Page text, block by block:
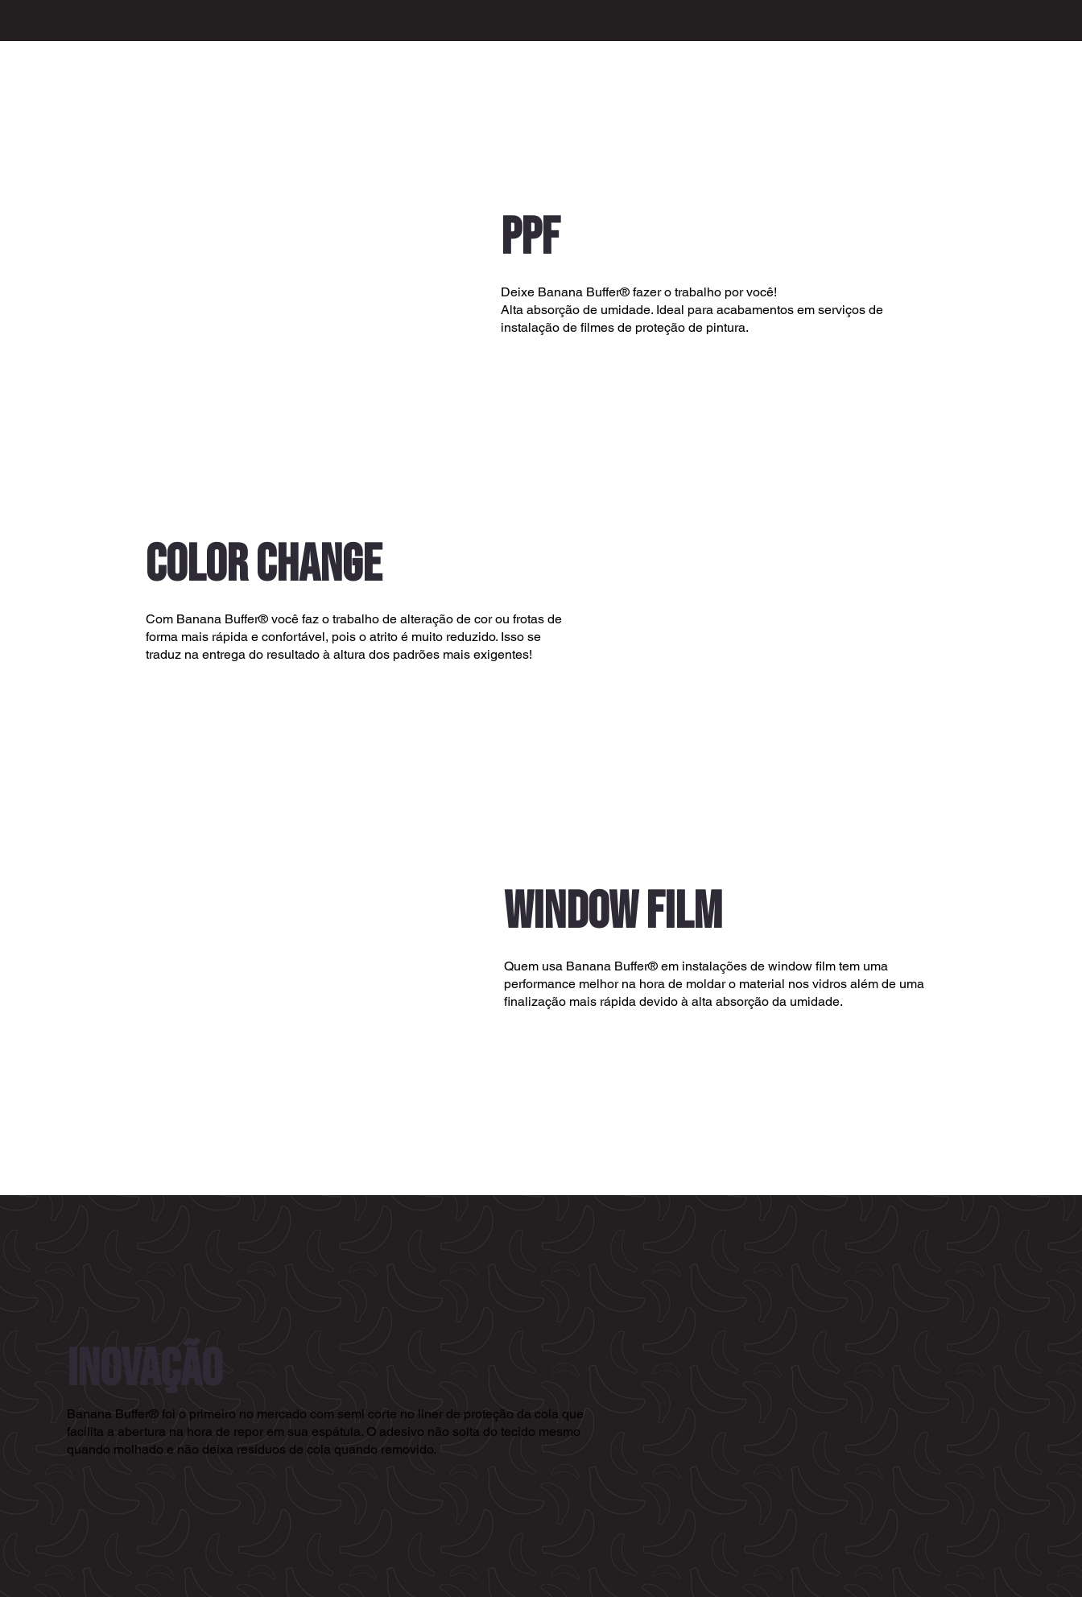
PPF
Deixe Banana Buffer® fazer o trabalho por você!
Alta absorção de umidade. Ideal para acabamentos em serviços de
instalação de filmes de proteção de pintura.
COLOR CHANGE
Com Banana Buffer® você faz o trabalho de alteração de cor ou frotas de
forma mais rápida e confortável, pois o atrito é muito reduzido. Isso se
traduz na entrega do resultado à altura dos padrões mais exigentes!
WINDOW FILM
Quem usa Banana Buffer® em instalações de window film tem uma
performance melhor na hora de moldar o material nos vidros além de uma
finalização mais rápida devido à alta absorção da umidade.
INOVAÇÃO
Banana Buffer® foi o primeiro no mercado com semi corte no liner de proteção da cola que
facilita a abertura na hora de repor em sua espátula. O adesivo não solta do tecido mesmo
quando molhado e não deixa resíduos de cola quando removido.